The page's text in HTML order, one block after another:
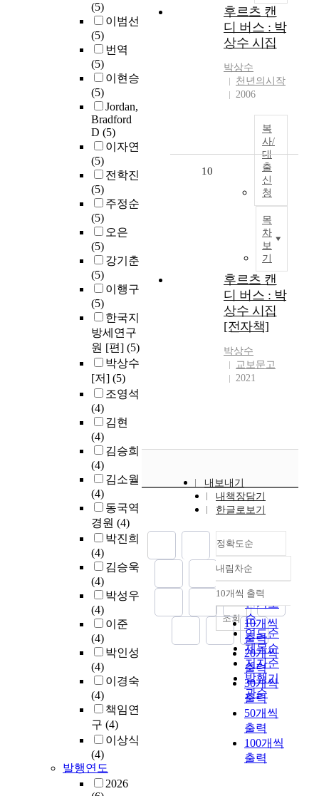
(5)
이범선
(5)
번역
(5)
이현승
(5)
Jordan,
Bradford
D (5)
이자연
(5)
전학진
(5)
주정순
(5)
오은
(5)
강기춘
(5)
이행구
(5)
한국지
방세연구
원 [편] (5)
박상수
[저] (5)
조영석
(4)
김현
(4)
김승희
(4)
김소월
(4)
동국역
경원 (4)
박진희
(4)
김승욱
(4)
박성우
(4)
이준
(4)
박인성
(4)
이경숙
(4)
책임연
구 (4)
이상식
(4)
발행연도
2026
후르츠 캔
디 버스 : 박
상수 시집
박상수
천년의시작
2006
복
사/
대
출
신
청
목
차
보
기
10
후르츠 캔
디 버스 : 박
상수 시집
[전자책]
박상수
교보문고
2021
내보내기
내책장담기
한글로보기
정확도순
정확도
순
인기도
순
연도순
제목순
저자순
발행기
관순
내림차순
내림차순
10개씩 출력
10개씩
출력
20개씩
출력
30개씩
출력
50개씩
출력
100개씩
출력
조회